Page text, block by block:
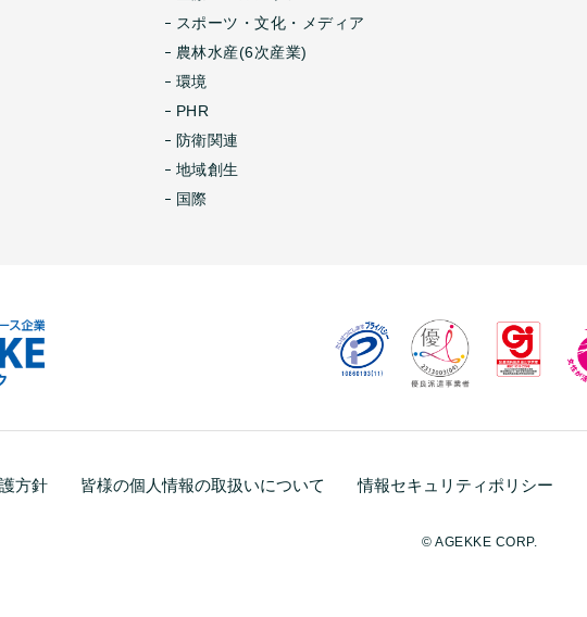
スポーツ・文化・メディア
農林水産(6次産業)
環境
PHR
防衛関連
地域創生
国際
方針 皆様の個人情報の取扱いについて 情報セキュリティポリシー
© AGEKKE CORP.